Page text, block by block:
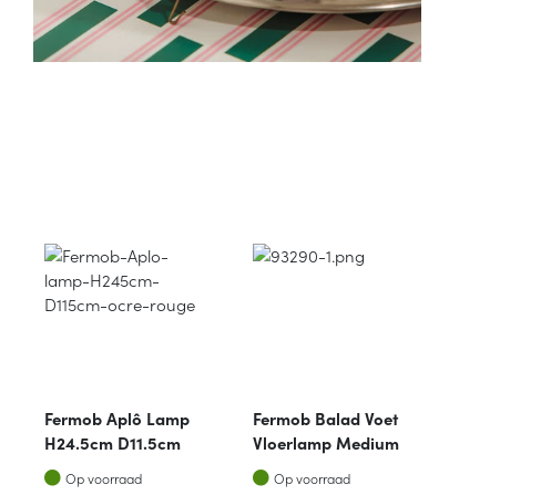
Fermob Aplô Lamp
H24.5cm D11.5cm
Ocre Rouge
Op voorraad
Op voorraad
Fermob Balad Voet
Vloerlamp Medium
Orange Confite
Op voorraad
Op voorraad